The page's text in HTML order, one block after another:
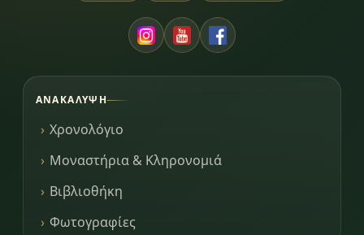
ΑΝΑΚΆΛΥΨΗ
Χρονολόγιο
Μοναστήρια & Κληρονομιά
Βιβλιοθήκη
Φωτογραφίες